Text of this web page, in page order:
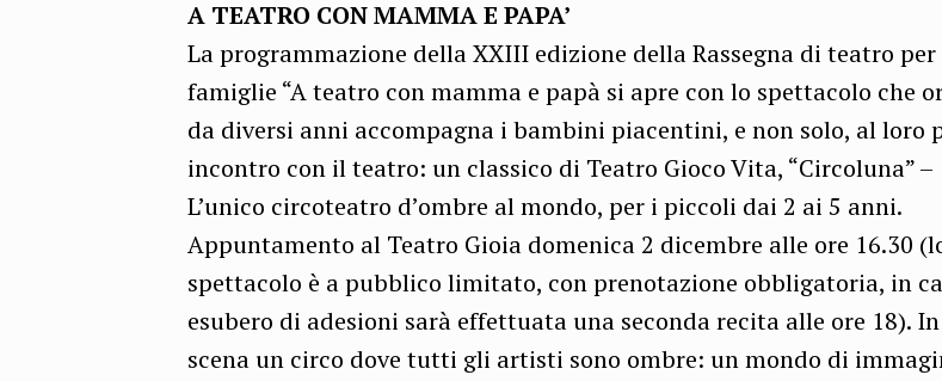
A TEATRO CON MAMMA E PAPA’
La programmazione della XXIII edizione della Rassegna di teatro per
famiglie “A teatro con mamma e papà si apre con lo spettacolo che
da diversi anni accompagna i bambini piacentini, e non solo, al loro
incontro con il teatro: un classico di Teatro Gioco Vita, “Circoluna” –
L’unico circoteatro d’ombre al mondo, per i piccoli dai 2 ai 5 anni.
Appuntamento al Teatro Gioia domenica 2 dicembre alle ore 16.30
spettacolo è a pubblico limitato, con prenotazione obbligatoria, in
esubero di adesioni sarà effettuata una seconda recita alle ore 18). In
scena un circo dove tutti gli artisti sono ombre: un mondo di